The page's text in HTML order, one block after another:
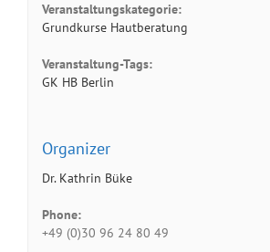
Veranstaltungskategorie:
Grundkurse Hautberatung
Veranstaltung-Tags:
GK HB Berlin
Organizer
Dr. Kathrin Büke
Phone:
+49 (0)30 96 24 80 49